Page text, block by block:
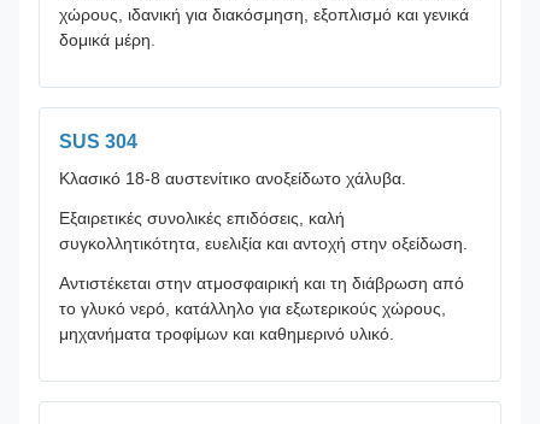
χώρους, ιδανική για διακόσμηση, εξοπλισμό και γενικά
δομικά μέρη.
SUS 304
Κλασικό 18-8 αυστενίτικο ανοξείδωτο χάλυβα.
Εξαιρετικές συνολικές επιδόσεις, καλή
συγκολλητικότητα, ευελιξία και αντοχή στην οξείδωση.
Αντιστέκεται στην ατμοσφαιρική και τη διάβρωση από
το γλυκό νερό, κατάλληλο για εξωτερικούς χώρους,
μηχανήματα τροφίμων και καθημερινό υλικό.